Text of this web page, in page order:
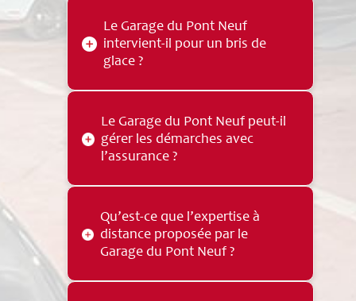
disposition des véhicules de
courtoisie pour faciliter la mobilité de
ses clients pendant l’immobilisation
de leur voiture.
Le Garage du Pont Neuf
intervient-il pour un bris de
glace ?
remplacement de pare-brise ou de
pièces vitrées, souvent dans la
journée, et peut aussi s’occuper des
démarches avec l’assurance.
Le Garage du Pont Neuf peut-il
gérer les démarches avec
l’assurance ?
Oui, grâce à ses agréments avec de
nombreuses compagnies
d’assurance et à l’expertise à
distance, le Garage du Pont Neuf
facilite l’envoi et le suivi des dossiers
Qu’est-ce que l’expertise à
distance proposée par le
Garage du Pont Neuf ?